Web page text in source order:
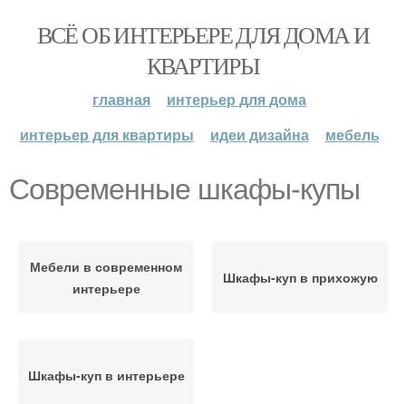
ВСЁ ОБ ИНТЕРЬЕРЕ ДЛЯ ДОМА И
КВАРТИРЫ
главная
интерьер для дома
интерьер для квартиры
идеи дизайна мебель
Современные шкафы-купы
Мебели в современном
интерьере
Шкафы-куп в прихожую
Шкафы-куп в интерьере